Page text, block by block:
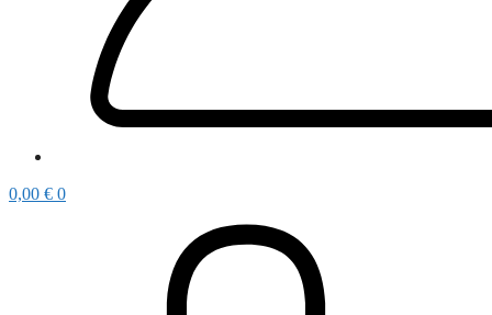
0,00 € 0